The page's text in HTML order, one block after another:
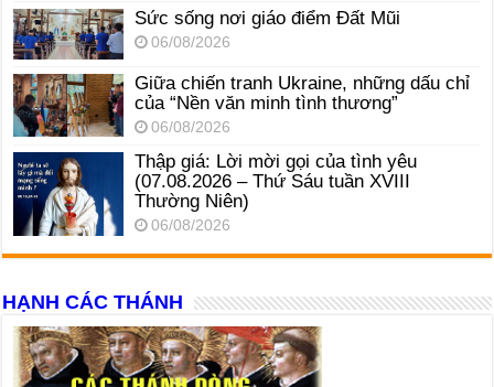
Sức sống nơi giáo điểm Đất Mũi
06/08/2026
Giữa chiến tranh Ukraine, những dấu chỉ
của “Nền văn minh tình thương”
06/08/2026
Thập giá: Lời mời gọi của tình yêu
(07.08.2026 – Thứ Sáu tuần XVIII
Thường Niên)
06/08/2026
HẠNH CÁC THÁNH